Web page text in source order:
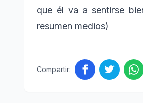
que él va a sentirse
resumen medios)
Compartir: